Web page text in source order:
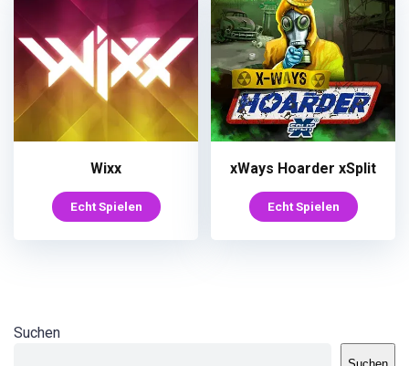
Wixx
Echt Spielen
xWays Hoarder xSplit
Echt Spielen
Suchen